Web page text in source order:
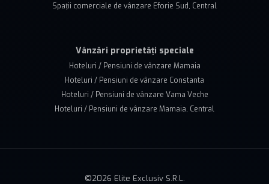
Spații comerciale de vânzare Eforie Sud, Central
Vânzări proprietăți speciale
Hoteluri / Pensiuni de vânzare Mamaia
Hoteluri / Pensiuni de vânzare Constanta
Hoteluri / Pensiuni de vânzare Vama Veche
Hoteluri / Pensiuni de vânzare Mamaia, Central
©2026 Elite Exclusiv S.R.L.